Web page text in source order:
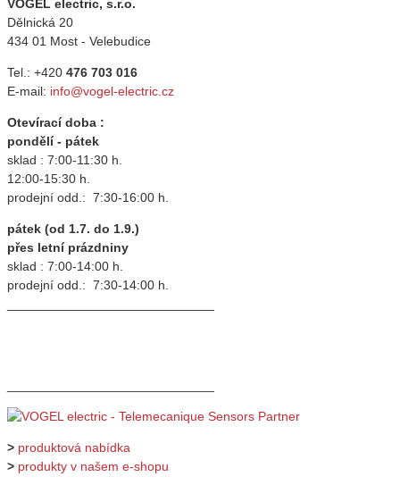
VOGEL electric, s.r.o.
Dělnická 20
434 01 Most - Velebudice
Tel.: +420 476 703 016
E-mail: info@vogel-electric.cz
Otevírací doba :
pondělí - pátek
sklad : 7:00-11:30 h.
12:00-15:30 h.
prodejní odd.: 7:30-16:00 h.
pátek (od 1.7. do 1.9.)
přes letní prázdniny
sklad : 7:00-14:00 h.
prodejní odd.: 7:30-14:00 h.
> produktová nabídka
> produkty v našem e-shopu